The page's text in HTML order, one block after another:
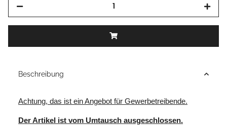
Beschreibung
Achtung, das ist ein Angebot für Gewerbetreibende.
Der Artikel ist vom Umtausch ausgeschlossen.